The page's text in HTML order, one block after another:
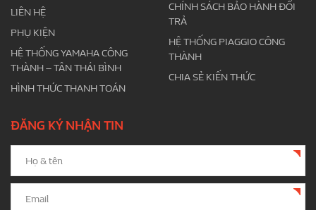
LIÊN HỆ
PHỤ KIỆN
HỆ THỐNG YAMAHA CÔNG
THÀNH – TÂN THÁI BÌNH
HÌNH THỨC THANH TOÁN
CHÍNH SÁCH BẢO HÀNH ĐỔI
TRẢ
HỆ THỐNG PIAGGIO CÔNG
THÀNH
CHIA SẺ KIẾN THỨC
ĐĂNG KÝ NHẬN TIN